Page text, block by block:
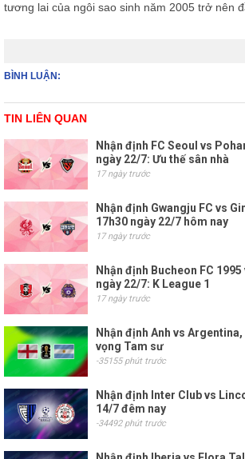
tương lai của ngôi sao sinh năm 2005 trở nên
BÌNH LUẬN:
TIN LIÊN QUAN
Nhận định FC Seoul vs
ngày 22/7: Ưu thế sân nhà
17 ngày trước
Nhận định Gwangju FC vs
17h30 ngày 22/7 hôm nay
17 ngày trước
Nhận định Bucheon FC
ngày 22/7: K League 1
17 ngày trước
Nhận định Anh vs
vọng Tam sư
-35155 phút trước
Nhận định Inter Club vs
14/7 đêm nay
-34492 phút trước